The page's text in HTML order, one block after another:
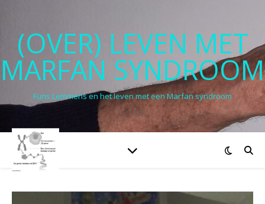
(OVER) LEVEN MET
MARFAN SYNDROOM
Funs Lemmens en het leven met een Marfan syndroom